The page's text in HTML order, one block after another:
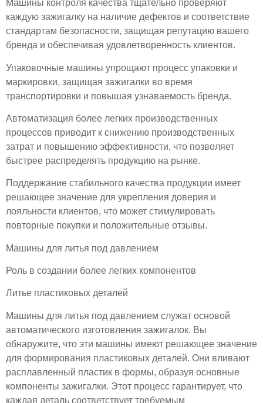
Машины контроля качества тщательно проверяют
каждую зажигалку на наличие дефектов и соответствие
стандартам безопасности, защищая репутацию вашего
бренда и обеспечивая удовлетворенность клиентов.
Упаковочные машины упрощают процесс упаковки и
маркировки, защищая зажигалки во время
транспортировки и повышая узнаваемость бренда.
Автоматизация более легких производственных
процессов приводит к снижению производственных
затрат и повышению эффективности, что позволяет
быстрее распределять продукцию на рынке.
Поддержание стабильного качества продукции имеет
решающее значение для укрепления доверия и
лояльности клиентов, что может стимулировать
повторные покупки и положительные отзывы.
Машины для литья под давлением
Роль в создании более легких компонентов
Литье пластиковых деталей
Машины для литья под давлением служат основой
автоматического изготовления зажигалок. Вы
обнаружите, что эти машины имеют решающее значение
для формирования пластиковых деталей. Они вливают
расплавленный пластик в формы, образуя основные
компоненты зажигалки. Этот процесс гарантирует, что
каждая деталь соответствует требуемым